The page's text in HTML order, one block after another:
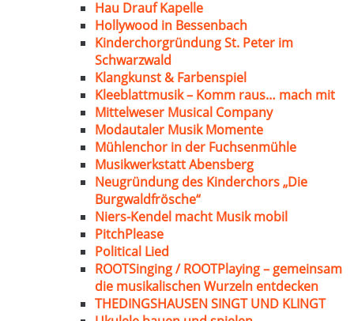
Hau Drauf Kapelle
Hollywood in Bessenbach
Kinderchorgründung St. Peter im
Schwarzwald
Klangkunst & Farbenspiel
Kleeblattmusik – Komm raus… mach mit
Mittelweser Musical Company
Modautaler Musik Momente
Mühlenchor in der Fuchsenmühle
Musikwerkstatt Abensberg
Neugründung des Kinderchors „Die
Burgwaldfrösche“
Niers-Kendel macht Musik mobil
PitchPlease
Political Lied
ROOTSinging / ROOTPlaying – gemeinsam
die musikalischen Wurzeln entdecken
THEDINGSHAUSEN SINGT UND KLINGT